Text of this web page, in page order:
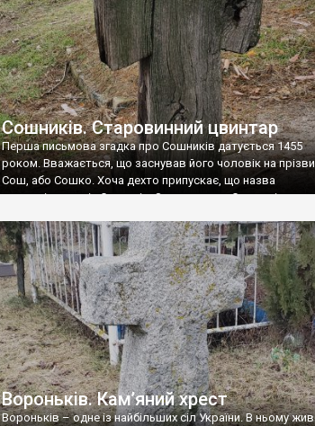
Сошників. Старовинний цвинтар
Перша письмова згадка про Сошників датується 1455
роком. Вважається, що заснував його чоловік на
Сош, або Сошко. Хоча дехто припускає, що назва
видозмінилася із Сотників. За козаччини Сошників
Січі тут мешкали державні селяни та козаки. Такий же
устрій села був і у 19-му столітті, і […]
Вороньків. Кам’яний хрест
Вороньків – одне із найбільших сіл України. В ньому